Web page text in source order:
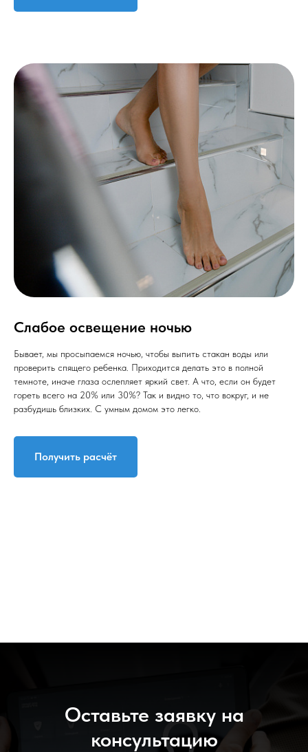
Слабое освещение ночью
Бывает, мы просыпаемся ночью, чтобы выпить стакан воды или
проверить спящего ребенка. Приходится делать это в полной
темноте, иначе глаза ослепляет яркий свет. А что, если он будет
гореть всего на 20% или 30%? Так и видно то, что вокруг, и не
разбудишь близких. С умным домом это легко.
Получить расчёт
Оставьте заявку на
консультацию